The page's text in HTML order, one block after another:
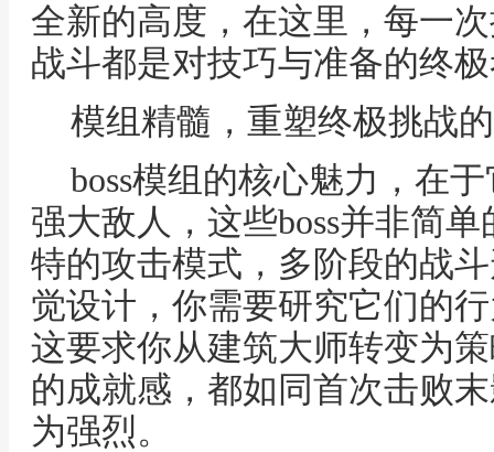
全新的高度，在这里，每一
战斗都是对技巧与准备的终
模组精髓，重塑终极挑战
boss模组的核心魅力，在
强大敌人，这些boss并非简
特的攻击模式，多阶段的战
觉设计，你需要研究它们的
这要求你从建筑大师转变为
的成就感，都如同首次击败
为强烈。